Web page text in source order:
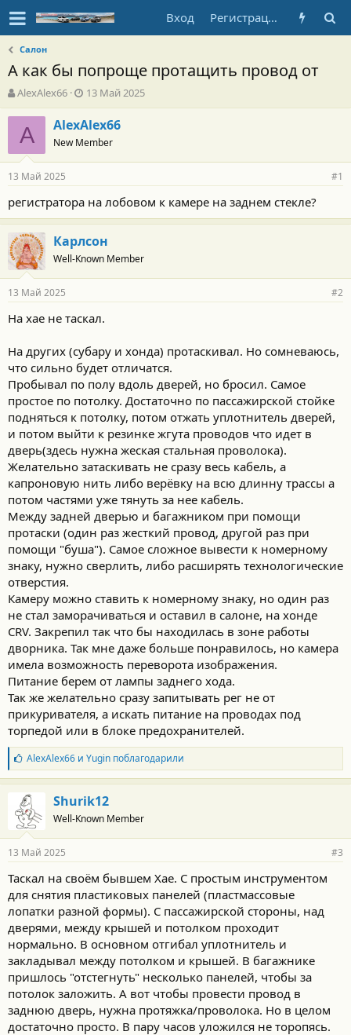
Вход Регистрация
Салон
А как бы попроще протащить провод от
А
в
т
о
т
е
м
ы
AlexAlex66
Д
а
т
а
н
а
а
л
а
13 Май 2025
A AlexAlex66
New Member
13 Май 2025 #1
регистратора на лобовом к камере на заднем стекле?
Карлсон
Well-Known Member
13 Май 2025 #2
На хае не таскал.
На других (субару и хонда) протаскивал. Но сомневаюсь,
что сильно будет отличатся.
Пробывал по полу вдоль дверей, но бросил. Самое
простое по потолку. Достаточно по пассажирской стойке
подняться к потолку, потом отжать уплотнитель дверей,
и потом выйти к резинке жгута проводов что идет в
дверь(здесь нужна жеская стальная проволока).
Желательно затаскивать не сразу весь кабель, а
капроновую нить либо верёвку на всю длинну трассы а
потом частями уже тянуть за нее кабель.
Между задней дверью и багажником при помощи
протаски (один раз жесткий провод, другой раз при
помощи "буша"). Самое сложное вывести к номерному
знаку, нужно сверлить, либо расширять технологические
отверстия.
Камеру можно ставить к номерному знаку, но один раз
не стал заморачиваться и оставил в салоне, на хонде
CRV. Закрепил так что бы находилась в зоне работы
дворника. Так мне даже больше понравилось, но камера
имела возможность переворота изображения.
Питание берем от лампы заднего хода.
Так же желательно сразу запитывать рег не от
прикуривателя, а искать питание на проводах под
торпедой или в блоке предохранителей.
Б
л
а
г
о
д
а
н
с
т
и
AlexAlex66и Yuginпоблагодарили
Shurik12
Well-Known Member
13 Май 2025 #3
Таскал на своём бывшем Хае. С простым инструментом
для снятия пластиковых панелей (пластмассовые
лопатки разной формы). С пассажирской стороны, над
дверями, между крышей и потолком проходит
нормально. В основном отгибал уплотнитель и
закладывал между потолком и крышей. В багажнике
пришлось "отстегнуть" несколько панелей, чтобы за
потолок заложить. А вот чтобы провести провод в
заднюю дверь, нужна протяжка/проволока. Но в целом
достаточно просто. В пару часов уложился не торопясь.